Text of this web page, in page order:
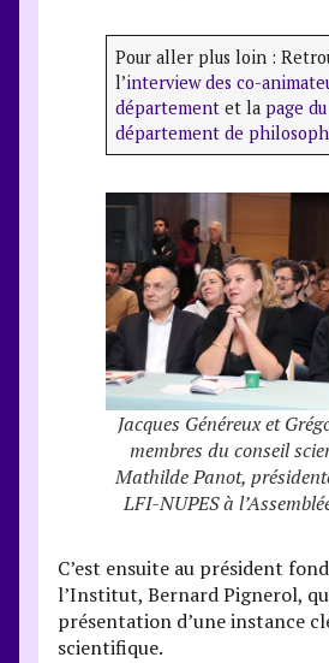
Pour aller plus loin :
l’interview des co-
département et la page du
département de
Jacques Généreux et
membres du conseil
Mathilde Panot,
LFI-NUPES à
C’est ensuite au président
l’Institut, Bernard Pignerol,
présentation d’une instance
scientifique.